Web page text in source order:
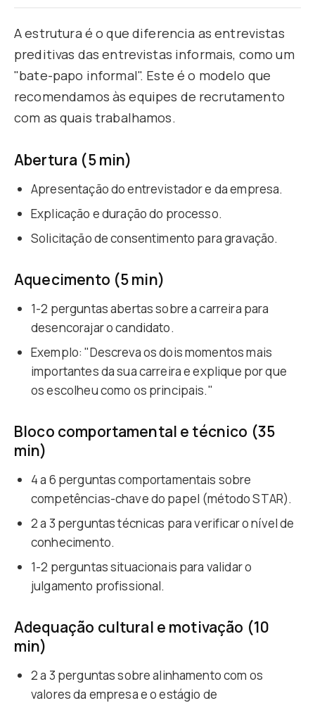
A estrutura é o que diferencia as entrevistas
preditivas das entrevistas informais, como um
"bate-papo informal". Este é o modelo que
recomendamos às equipes de recrutamento
com as quais trabalhamos.
Abertura (5 min)
Apresentação do entrevistador e da empresa.
Explicação e duração do processo.
Solicitação de consentimento para gravação.
Aquecimento (5 min)
1-2 perguntas abertas sobre a carreira para
desencorajar o candidato.
Exemplo: "Descreva os dois momentos mais
importantes da sua carreira e explique por que
os escolheu como os principais."
Bloco comportamental e técnico (35
min)
4 a 6 perguntas comportamentais sobre
competências-chave do papel (método STAR).
2 a 3 perguntas técnicas para verificar o nível de
conhecimento.
1-2 perguntas situacionais para validar o
julgamento profissional.
Adequação cultural e motivação (10
min)
2 a 3 perguntas sobre alinhamento com os
valores da empresa e o estágio de